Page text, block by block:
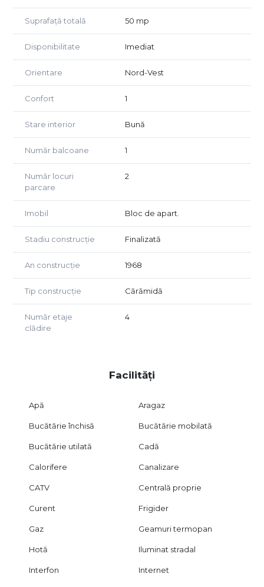
vizionari, va stam cu drag la dispozitie.
Suprafață totală 50 mp
Disponibilitate Imediat
Orientare Nord-Vest
Confort 1
Stare interior Bună
Număr balcoane 1
Număr locuri
parcare
2
Imobil Bloc de apart.
Stadiu construcție Finalizată
An construcție 1968
Tip construcție Cărămidă
Număr etaje
clădire
4
Facilități
Apă Aragaz
Bucătărie închisă Bucătărie mobilată
Bucătărie utilată Cadă
Calorifere Canalizare
CATV Centrală proprie
Curent Frigider
Gaz Geamuri termopan
Hotă Iluminat stradal
Interfon Internet